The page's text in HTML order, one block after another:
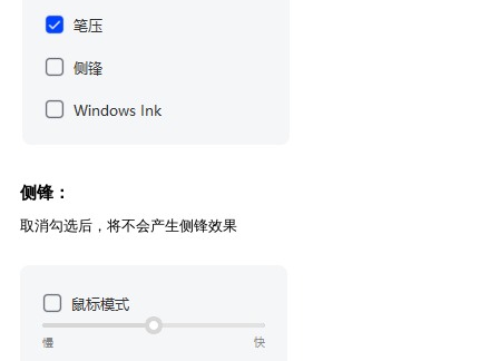
侧锋：
取消勾选后，将不会产生侧锋效果